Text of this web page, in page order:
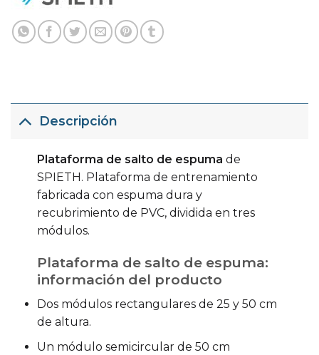
Descripción
Plataforma de salto de espuma de
SPIETH. Plataforma de entrenamiento
fabricada con espuma dura y
recubrimiento de PVC, dividida en tres
módulos.
Plataforma de salto de espuma:
información del producto
Dos módulos rectangulares de 25 y 50 cm
de altura.
Un módulo semicircular de 50 cm